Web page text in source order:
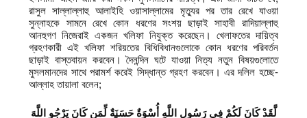
রাসুল সাল্লাল্লাহু আলাইহি ওয়াসাল্লামের মৃত্যুর পর তার রেখে যাওয়া
সুন্নাহকে সামনে রেখে কোন ধরণের সংশয় ছাড়াই সাহাবী রাদিয়াল্লাহু
আনহুগণ নিজেরাই একজন খলিফা নিযুক্ত করেছেন। খেলাফতের দায়িত্ব
গ্রহণকারী এই খলিফা শরিয়তের বিধিবিধানগুলোকে কোন ধরণের পরিবর্তন
ছাড়াই বাস্তবায়ন করবেন। দৈনন্দিন ঘটে যাওয়া নিত্য নতুন বিষয়গুলোতে
মুসলমানদের সাথে পরামর্শ করেই সিদ্ধান্ত গ্রহণ করবেন। এর দলিল হচ্ছে-
আল্লাহ তায়ালা বলেন;
لَّقَدْ كَانَ لَكُمْ فِي رَسُولِ اللَّهِ أُسْوَةٌ حَسَنَةٌ لِّمَن كَانَ يَرْجُو اللَّهَ